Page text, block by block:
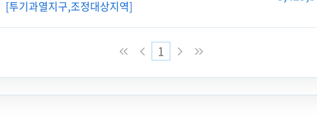
[투기과열지구,조정대상지역]
1